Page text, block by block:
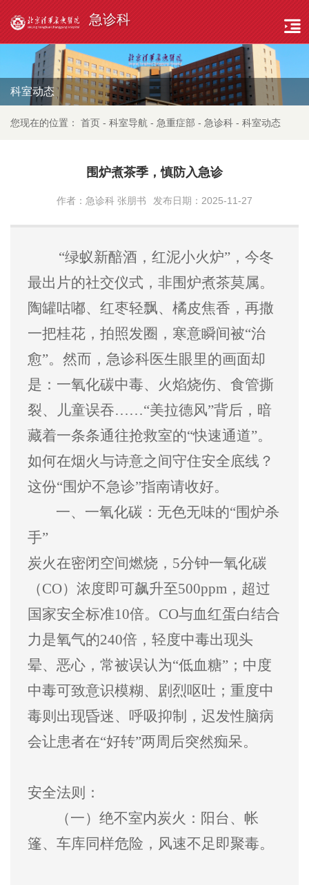
急诊科
科室动态
您现在的位置： 首页 - 科室导航 - 急重症部 - 急诊科 - 科室动态
围炉煮茶季，慎防入急诊
作者：急诊科 张朋书 发布日期：2025-11-27
“绿蚁新醅酒，红泥小火炉” ，今冬
最出片的社交仪式，非围炉煮茶莫属。
陶罐咕嘟、红枣轻飘、橘皮焦香，再撒
一把桂花，拍照发圈，寒意瞬间被“治
愈”。然而，急诊科医生眼里的画面却
是：一氧化碳中毒、火焰烧伤、食管撕
裂、儿童误吞……“美拉德风”背后，暗
藏着一条条通往抢救室的“快速通道”。
如何在烟火与诗意之间守住安全底线？
这份“围炉不急诊”指南请收好。
一、 一氧化碳 ：无色无味的“围炉杀
手”
炭火在密闭空间燃烧， 5分钟一氧化碳
（CO）浓度即可飙升至500ppm ，超过
国家安全标准10倍。 CO与血红蛋白结合
力是氧气的240倍，轻度中毒出现头
晕、恶心，常被误认为“低血糖” ；中度
中毒可致意识模糊、剧烈呕吐；重度中
毒则出现昏迷、呼吸抑制，迟发性脑病
会让患者在“好转”两周后突然痴呆。
安全法则：
（一） 绝不室内炭火：阳台、帐
篷、车库同样危险，风速不足即聚毒。